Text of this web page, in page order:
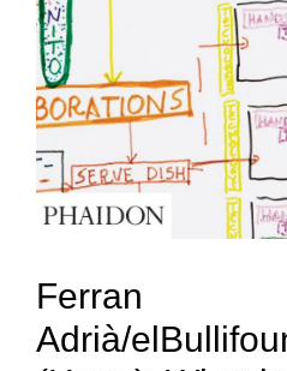
Ferran
Adrià/